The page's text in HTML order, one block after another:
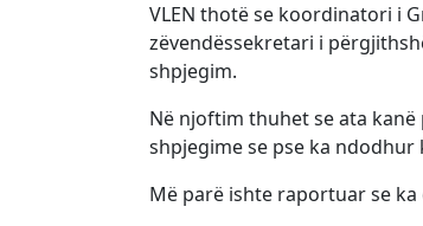
VLEN thotë se koordinatori i
zëvendëssekretari i
shpjegim.
Në njoftim thuhet se ata
shpjegime se pse ka ndodhur
Më parë ishte raportuar se